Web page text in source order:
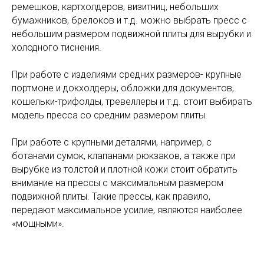
ремешков, картхолдеров, визитниц, небольших
бумажников, брелоков и т.д. можно выбрать пресс с
небольшим размером подвижной плиты для вырубки и
холодного тиснения.
При работе с изделиями средних размеров- крупные
портмоне и докхолдеры, обложки для документов,
кошельки-трифолды, тревеллеры и т.д. стоит выбирать
модель пресса со средним размером плиты.
При работе с крупными деталями, например, с
ботанами сумок, клапанами рюкзаков, а также при
вырубке из толстой и плотной кожи стоит обратить
внимание на прессы с максимальным размером
подвижной плиты. Такие прессы, как правило,
передают максимальное усилие, являются наиболее
«мощными».